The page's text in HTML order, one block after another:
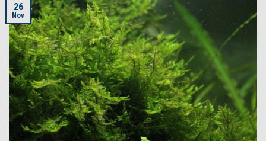
26
Nov